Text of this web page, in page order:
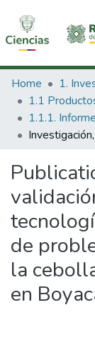
Communities &
All of DSpace
Statistics
Home
de
la
en